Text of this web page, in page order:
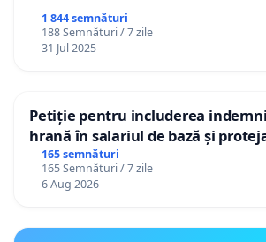
1 844 semnături
188 Semnături / 7 zile
31 Jul 2025
Petiție pentru includerea
hrană în salariul de bază și
gradațiilor de vechime pentru
personali
165 semnături
165 Semnături / 7 zile
6 Aug 2026